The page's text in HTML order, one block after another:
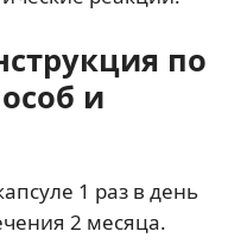
по
и
1 раз в день
2 месяца.